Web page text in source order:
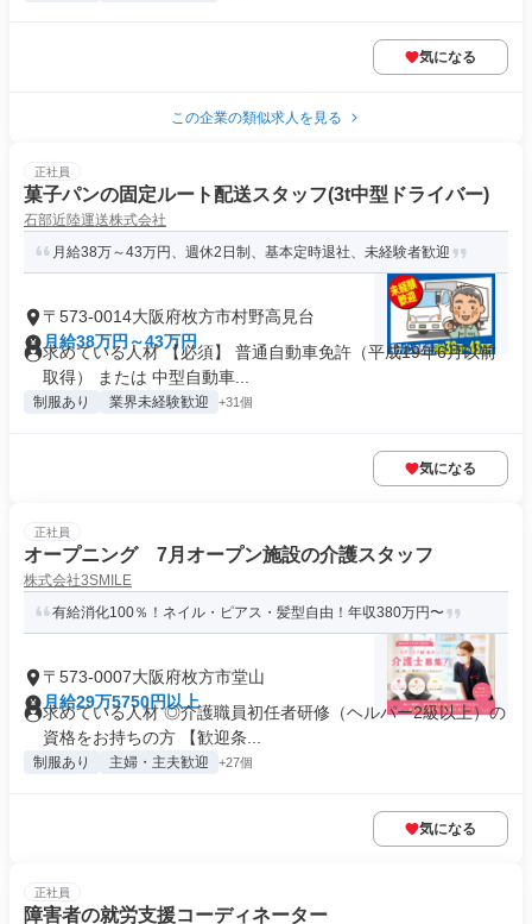
気になる
この企業の類似求人を見る
正社員
菓子パンの固定ルート配送スタッフ(3t中型ドライバー)
石部近陸運送株式会社
月給38万～43万円、週休2日制、基本定時退社、未経験者歓迎
〒573-0014大阪府枚方市村野高見台
月給38万円～43万円
求めている人材 【必須】 普通自動車免許（平成19年6月以前
取得） または 中型自動車...
制服あり 業界未経験歓迎 +31個
気になる
正社員
オープニング 7月オープン施設の介護スタッフ
株式会社3SMILE
有給消化100％！ネイル・ピアス・髪型自由！年収380万円〜
〒573-0007大阪府枚方市堂山
月給29万5750円以上
求めている人材 ◎介護職員初任者研修（ヘルパー2級以上）の
資格をお持ちの方 【歓迎条...
制服あり 主婦・主夫歓迎 +27個
気になる
正社員
障害者の就労支援コーディネーター